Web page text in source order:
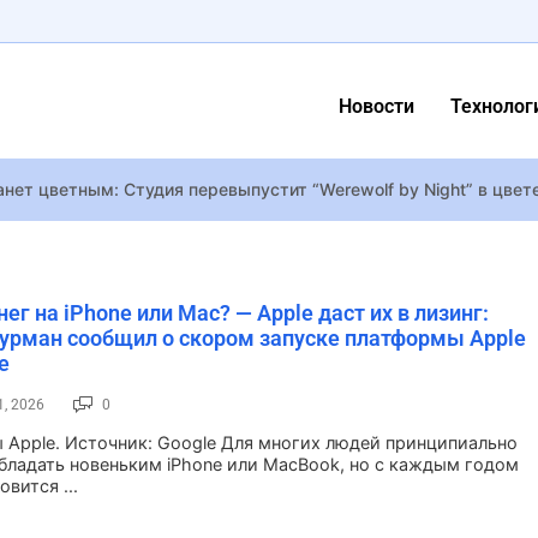
Новости
цветным: Студия перевыпустит “Werewolf by Night” в
бета Men of War 2 пройдет в середине мая
сотрудничества с Тиной Кароль рассказал, действительно
– они делают мстительный мед: «Пчеловод» и еще 5
2 утекла в сеть через Steam за два дня до релиза – но
Йоханссон названа самой красивой женщиной в мире
факты об авторе «Великого Гэтсби»
на iPhone или Mac? — Apple даст их в лизинг:
сообщил о скором запуске платформы Apple
2026 0
Apple. Источник: Google Для многих людей принципиально
новеньким iPhone или MacBook, но с каждым годом
...